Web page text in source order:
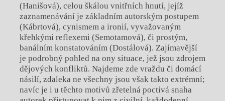
(Hanišová), celou škálou vnitřních hnutí, jejíž
zaznamenávání je základním autorským postupem
(Kábrtová), cynismem a ironií, vyvažovaným
křehkými reflexemi (Semotamová), či prostým,
banálním konstatováním (Dostálová). Zajímavější
je podrobný pohled na ony situace, jež jsou zdrojem
dějových konfliktů. Najdeme zde vraždu či domácí
násilí, zdaleka ne všechny jsou však takto extrémní;
navíc je i u těchto motivů zřetelná poctivá snaha